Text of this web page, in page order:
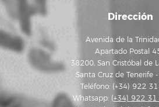
Dirección
Avenida de la
Apartado Postal
38200, San Cristóbal de
Santa Cruz de Tenerife
Teléfono: (+34) 922
Whatsapp: (+34) 922